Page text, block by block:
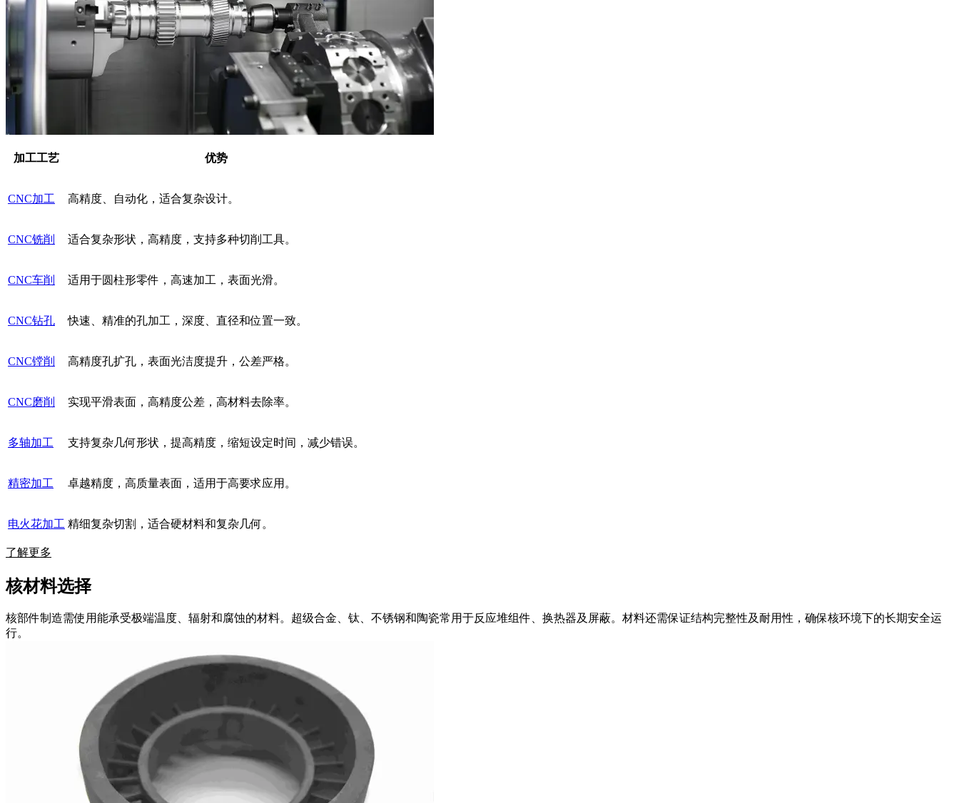
加工工艺 优势
CNC加工 高精度、自动化，适合复杂设计。
CNC铣削 适合复杂形状，高精度，支持多种切削工具。
CNC车削 适用于圆柱形零件，高速加工，表面光滑。
CNC钻孔 快速、精准的孔加工，深度、直径和位置一致。
CNC镗削 高精度孔扩孔，表面光洁度提升，公差严格。
CNC磨削 实现平滑表面，高精度公差，高材料去除率。
多轴加工 支持复杂几何形状，提高精度，缩短设定时间，减少错误。
精密加工 卓越精度，高质量表面，适用于高要求应用。
电火花加工 精细复杂切割，适合硬材料和复杂几何。
了解更多
核材料选择
核部件制造需使用能承受极端温度、辐射和腐蚀的材料。超级合金、钛、不锈钢和陶瓷常用于反应堆组件、换热器及屏蔽。材料还需保证结构完整性及耐用性，确保核环境下的长期安全运
行。